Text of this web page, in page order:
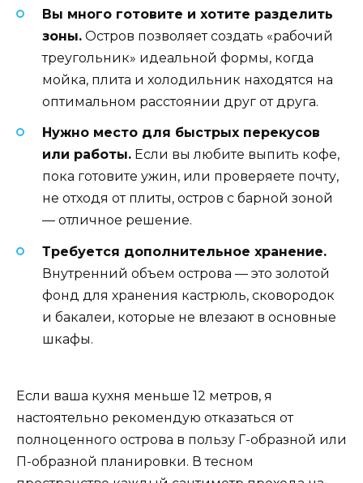
Вы много готовите и хотите разделить
зоны. Остров позволяет создать «рабочий
треугольник» идеальной формы, когда
мойка, плита и холодильник находятся на
оптимальном расстоянии друг от друга.
Нужно место для быстрых перекусов
или работы. Если вы любите выпить кофе,
пока готовите ужин, или проверяете почту,
не отходя от плиты, остров с барной зоной
— отличное решение.
Требуется дополнительное хранение.
Внутренний объем острова — это золотой
фонд для хранения кастрюль, сковородок
и бакалеи, которые не влезают в основные
шкафы.
Если ваша кухня меньше 12 метров, я
настоятельно рекомендую отказаться от
полноценного острова в пользу Г-образной или
П-образной планировки. В тесном